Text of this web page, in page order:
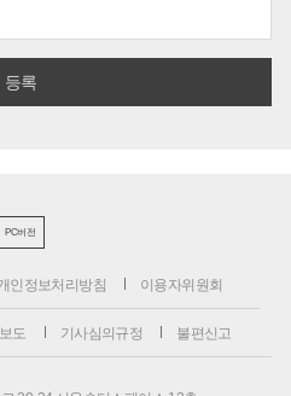
PC버전
인정보처리방침 이용자위원회
도 기사심의규정 불편신고